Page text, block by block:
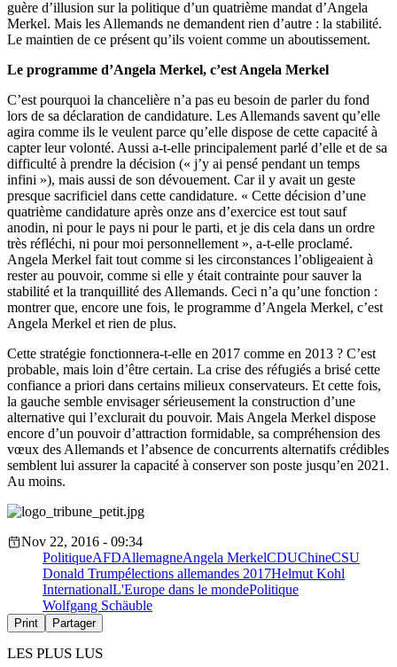
guère d’illusion sur la politique d’un quatrième mandat d’Angela
Merkel. Mais les Allemands ne demandent rien d’autre : la stabilité.
Le maintien de ce présent qu’ils voient comme un aboutissement.
Le programme d’Angela Merkel, c’est Angela Merkel
C’est pourquoi la chancelière n’a pas eu besoin de parler du fond
lors de sa déclaration de candidature. Les Allemands savent qu’elle
agira comme ils le veulent parce qu’elle dispose de cette capacité à
capter leur volonté. Aussi a-t-elle principalement parlé d’elle et de sa
difficulté à prendre la décision (« j’y ai pensé pendant un temps
infini »), mais aussi de son dévouement. Car il y avait un geste
presque sacrificiel dans cette candidature. « Cette décision d’une
quatrième candidature après onze ans d’exercice est tout sauf
anodin, ni pour le pays ni pour le parti, et je dis cela dans un ordre
très réfléchi, ni pour moi personnellement », a-t-elle proclamé.
Angela Merkel fait tout comme si les circonstances l’obligeaient à
rester au pouvoir, comme si elle y était contrainte pour sauver la
stabilité et la tranquillité des Allemands. Ceci n’a qu’une fonction :
montrer que, encore une fois, le programme d’Angela Merkel, c’est
Angela Merkel et rien de plus.
Cette stratégie fonctionnera-t-elle en 2017 comme en 2013 ? C’est
probable, mais loin d’être certain. La crise des réfugiés a brisé cette
confiance a priori dans certains milieux conservateurs. Et cette fois,
la gauche semble envisager sérieusement la construction d’une
alternative qui l’exclurait du pouvoir. Mais Angela Merkel dispose
encore d’un pouvoir d’attraction formidable, sa compréhension des
vœux des Allemands et l’absence de concurrents alternatifs crédibles
semblent lui assurer la capacité à conserver son poste jusqu’en 2021.
Au moins.
Nov 22, 2016 - 09:34
PolitiqueAFDAllemagneAngela MerkelCDUChineCSU
Donald Trumpélections allemandes 2017Helmut Kohl
InternationalL'Europe dans le mondePolitique
Wolfgang Schäuble
Print Partager
LES PLUS LUS